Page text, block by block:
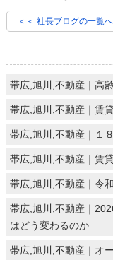
＜＜ 社長ブログの一覧
帯広,旭川,不動産｜高
帯広,旭川,不動産｜賃
帯広,旭川,不動産｜１
帯広,旭川,不動産｜賃
帯広,旭川,不動産｜令
帯広,旭川,不動産｜
はどう変わるのか
帯広,旭川,不動産｜オ